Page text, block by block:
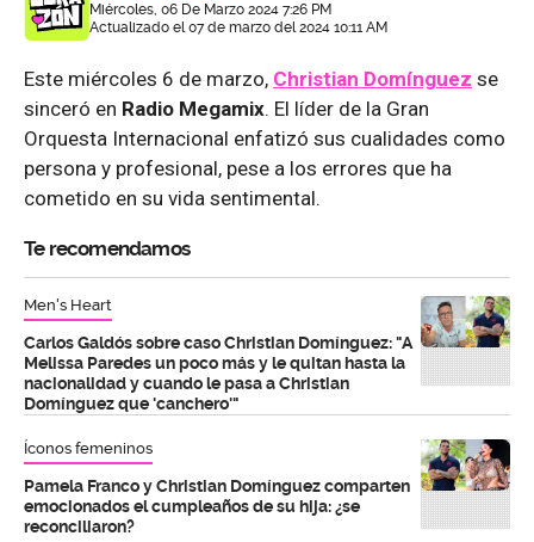
Miércoles, 06 De Marzo 2024 7:26 PM
Actualizado el 07 de marzo del 2024 10:11 AM
Este miércoles 6 de marzo, Christian Domínguez se
sinceró en Radio Megamix. El líder de la Gran
Orquesta Internacional enfatizó sus cualidades como
persona y profesional, pese a los errores que ha
cometido en su vida sentimental.
Te recomendamos
Men's Heart
Carlos Galdós sobre caso Christian Domínguez: "A
Melissa Paredes un poco más y le quitan hasta la
nacionalidad y cuando le pasa a Christian
Domínguez que 'canchero'"
Íconos femeninos
Pamela Franco y Christian Domínguez comparten
emocionados el cumpleaños de su hija: ¿se
reconciliaron?